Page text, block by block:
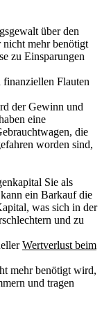
über den
mehr benötigt
zu Einsparungen
Flauten
der Gewinn und
eine
die
worden sind,
Sie als
ein Barkauf die
was sich in der
und zu
Wertverlust beim
mehr benötigt wird,
und tragen